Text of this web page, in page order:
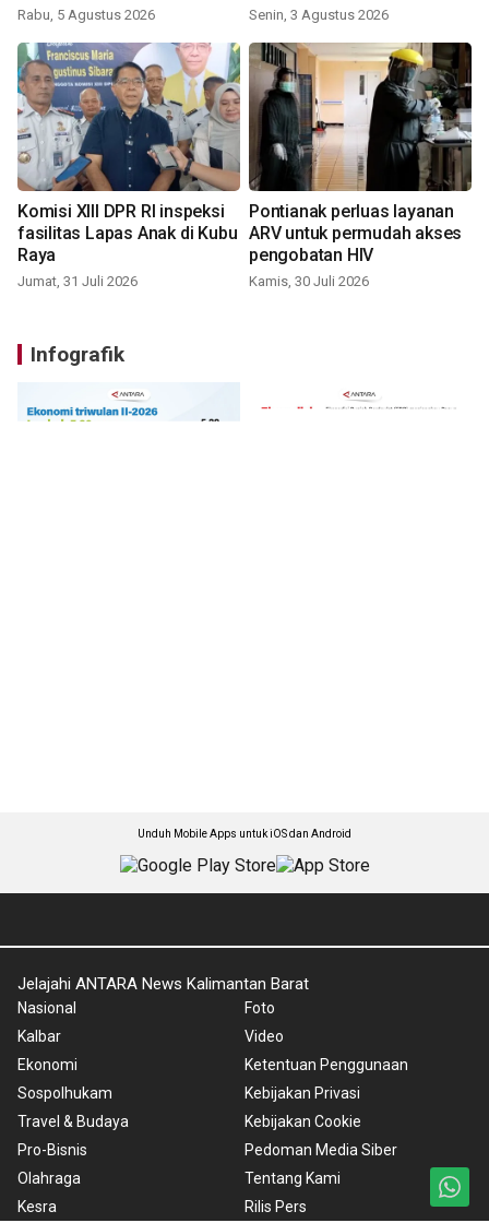
Rabu, 5 Agustus 2026 Senin, 3 Agustus 2026
Komisi XIII DPR RI inspeksi
fasilitas Lapas Anak di Kubu
Raya
Jumat, 31 Juli 2026
Pontianak perluas layanan
ARV untuk permudah akses
pengobatan HIV
Kamis, 30 Juli 2026
Infografik
Unduh Mobile Apps untuk iOS dan Android
Jelajahi ANTARA News Kalimantan Barat
Nasional
Kalbar
Ekonomi
Sospolhukam
Travel & Budaya
Pro-Bisnis
Olahraga
Kesra
Foto
Video
Ketentuan Penggunaan
Kebijakan Privasi
Kebijakan Cookie
Pedoman Media Siber
Tentang Kami
Rilis Pers